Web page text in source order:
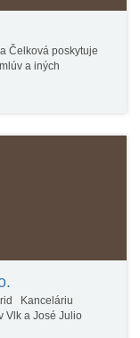
Čelková poskytuje
a iných
Kanceláriu
Vlk a José Julio